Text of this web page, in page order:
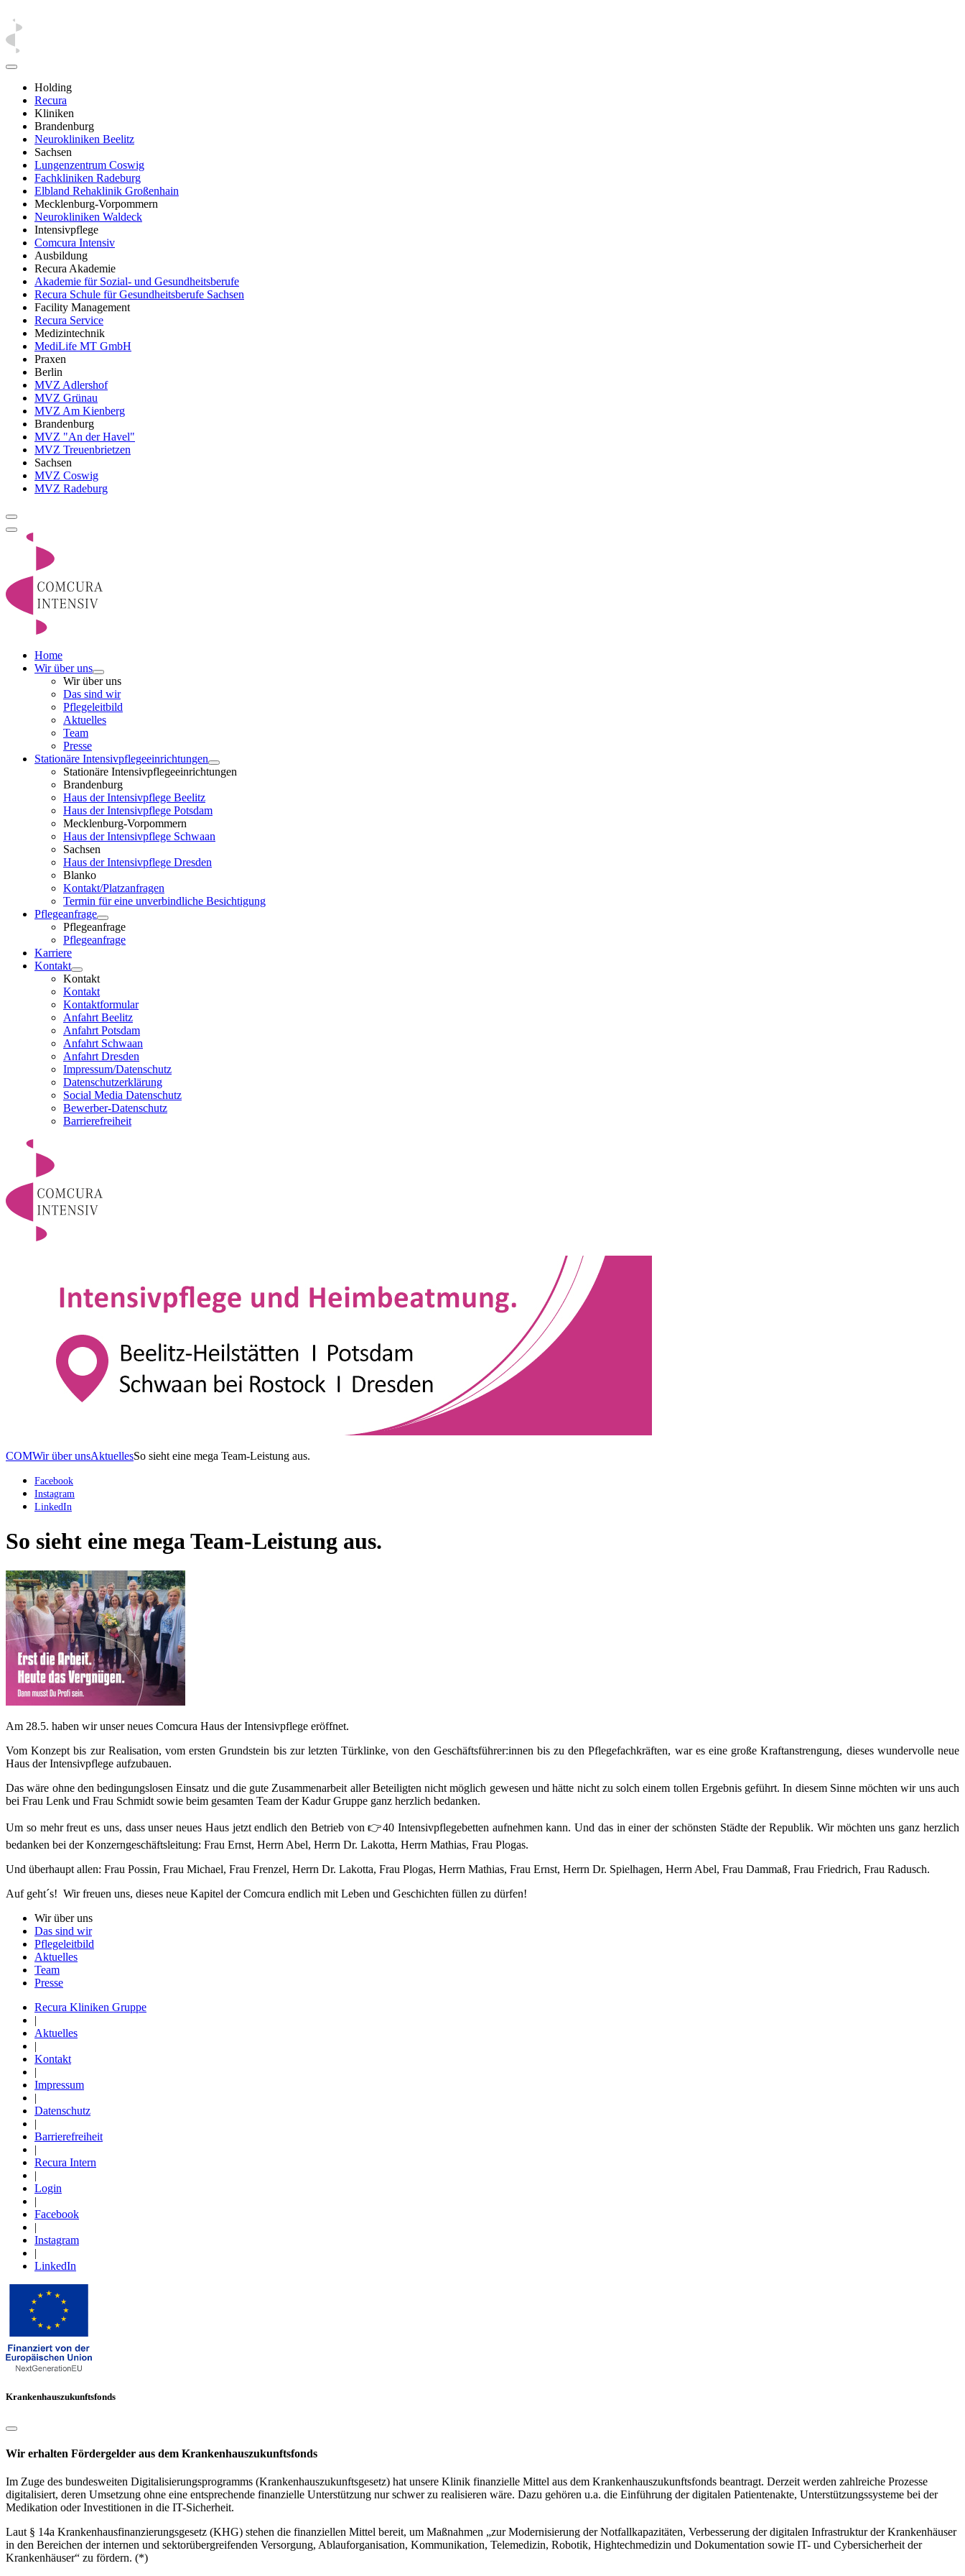
Holding
Recura
Kliniken
Brandenburg
Neurokliniken Beelitz
Sachsen
Lungenzentrum Coswig
Fachkliniken Radeburg
Elbland Rehaklinik Großenhain
Mecklenburg-Vorpommern
Neurokliniken Waldeck
Intensivpflege
Comcura Intensiv
Ausbildung
Recura Akademie
Akademie für Sozial- und Gesundheitsberufe
Recura Schule für Gesundheitsberufe Sachsen
Facility Management
Recura Service
Medizintechnik
MediLife MT GmbH
Praxen
Berlin
MVZ Adlershof
MVZ Grünau
MVZ Am Kienberg
Brandenburg
MVZ "An der Havel"
MVZ Treuenbrietzen
Sachsen
MVZ Coswig
MVZ Radeburg
Home
Wir über uns
Wir über uns
Das sind wir
Pflegeleitbild
Aktuelles
Team
Presse
Stationäre Intensivpflegeeinrichtungen
Stationäre Intensivpflegeeinrichtungen
Brandenburg
Haus der Intensivpflege Beelitz
Haus der Intensivpflege Potsdam
Mecklenburg-Vorpommern
Haus der Intensivpflege Schwaan
Sachsen
Haus der Intensivpflege Dresden
Blanko
Kontakt/Platzanfragen
Termin für eine unverbindliche Besichtigung
Pflegeanfrage
Pflegeanfrage
Pflegeanfrage
Karriere
Kontakt
Kontakt
Kontakt
Kontaktformular
Anfahrt Beelitz
Anfahrt Potsdam
Anfahrt Schwaan
Anfahrt Dresden
Impressum/Datenschutz
Datenschutzerklärung
Social Media Datenschutz
Bewerber-Datenschutz
Barrierefreiheit
COMWir über unsAktuellesSo sieht eine mega Team-Leistung aus.
Facebook
Instagram
LinkedIn
So sieht eine mega Team-Leistung aus.
Am 28.5. haben wir unser neues Comcura Haus der Intensivpflege eröffnet.
Vom Konzept bis zur Realisation, vom ersten Grundstein bis zur letzten Türklinke, von den Geschäftsführer:innen bis zu den Pflegefachkräften, war es eine große Kraftanstrengung, dieses wundervolle neue
Haus der Intensivpflege aufzubauen.
Das wäre ohne den bedingungslosen Einsatz und die gute Zusammenarbeit aller Beteiligten nicht möglich gewesen und hätte nicht zu solch einem tollen Ergebnis geführt. In diesem Sinne möchten wir uns auch
bei Frau Lenk und Frau Schmidt sowie beim gesamten Team der Kadur Gruppe ganz herzlich bedanken.
Um so mehr freut es uns, dass unser neues Haus jetzt endlich den Betrieb von 👉40 Intensivpflegebetten aufnehmen kann. Und das in einer der schönsten Städte der Republik. Wir möchten uns ganz herzlich
bedanken bei der Konzerngeschäftsleitung: Frau Ernst, Herrn Abel, Herrn Dr. Lakotta, Herrn Mathias, Frau Plogas.
Und überhaupt allen: Frau Possin, Frau Michael, Frau Frenzel, Herrn Dr. Lakotta, Frau Plogas, Herrn Mathias, Frau Ernst, Herrn Dr. Spielhagen, Herrn Abel, Frau Dammaß, Frau Friedrich, Frau Radusch.
Auf geht´s! Wir freuen uns, dieses neue Kapitel der Comcura endlich mit Leben und Geschichten füllen zu dürfen!
Wir über uns
Das sind wir
Pflegeleitbild
Aktuelles
Team
Presse
Recura Kliniken Gruppe
|
Aktuelles
|
Kontakt
|
Impressum
|
Datenschutz
|
Barrierefreiheit
|
Recura Intern
|
Login
|
Facebook
|
Instagram
|
LinkedIn
Krankenhauszukunftsfonds
Wir erhalten Fördergelder aus dem Krankenhauszukunftsfonds
Im Zuge des bundesweiten Digitalisierungsprogramms (Krankenhauszukunftsgesetz) hat unsere Klinik finanzielle Mittel aus dem Krankenhauszukunftsfonds beantragt. Derzeit werden zahlreiche Prozesse
digitalisiert, deren Umsetzung ohne eine entsprechende finanzielle Unterstützung nur schwer zu realisieren wäre. Dazu gehören u.a. die Einführung der digitalen Patientenakte, Unterstützungssysteme bei der
Medikation oder Investitionen in die IT-Sicherheit.
Laut § 14a Krankenhausfinanzierungsgesetz (KHG) stehen die finanziellen Mittel bereit, um Maßnahmen „zur Modernisierung der Notfallkapazitäten, Verbesserung der digitalen Infrastruktur der Krankenhäuser
in den Bereichen der internen und sektorübergreifenden Versorgung, Ablauforganisation, Kommunikation, Telemedizin, Robotik, Hightechmedizin und Dokumentation sowie IT- und Cybersicherheit der
Krankenhäuser“ zu fördern. (*)